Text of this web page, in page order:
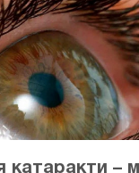
катаракти –